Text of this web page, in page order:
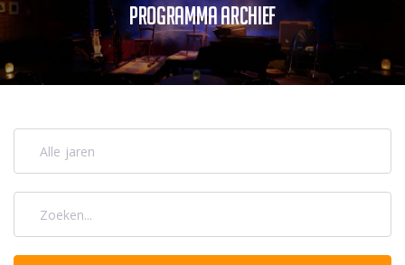
PROGRAMMA ARCHIEF
Alle jaren